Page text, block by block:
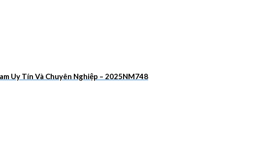
Uy Tín Và Chuyên Nghiệp – 2025NM748